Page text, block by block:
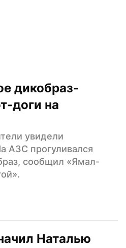
дикобраз-
доги на
увидели
АЗС прогуливался
сообщил «Ямал-
Наталью